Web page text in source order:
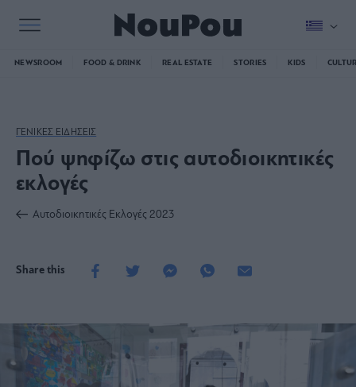
NEWSROOM FOOD & DRINK REAL ESTATE STORIES KIDS
ΓΕΝΙΚΕΣ ΕΙΔΗΣΕΙΣ
Πού ψηφίζω στις αυτοδιοικητικές
εκλογές
Αυτοδιοικητικές Εκλογές 2023
Share this